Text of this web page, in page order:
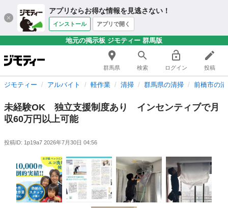
アプリならお得な情報を見逃さない！
インストール アプリで開く
地元の掲示板 ジモティー 群馬版
群馬県 検索 ログイン 投稿
ジモティー アルバイト 軽作業 清掃 群馬県の清掃 前橋市の
未経験OK 独立支援制度あり インセンティブで月
収60万円以上可能
投稿ID: 1p19a7 2026年7月30日 04:56